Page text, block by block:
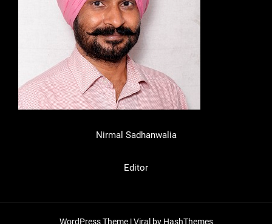
Nirmal Sadhanwalia
Editor
WordPress Theme |Viral by HashThemes